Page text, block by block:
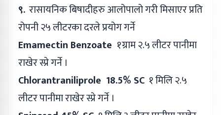
९. रासायनिक बिषादीहरु आलोपालो गरी मिसाएर प्रति
रोपनी २५ लीटरका दरले प्रयोग गर्ने
Emamectin Benzoate १ग्राम २.५ लीटर पानीमा
राखेर स्प्रे गर्ने ।
Chlorantraniliprole 18.5% SC १ मिलि २.५
लीटर पानीमा राखेर स्प्रे गर्ने ।